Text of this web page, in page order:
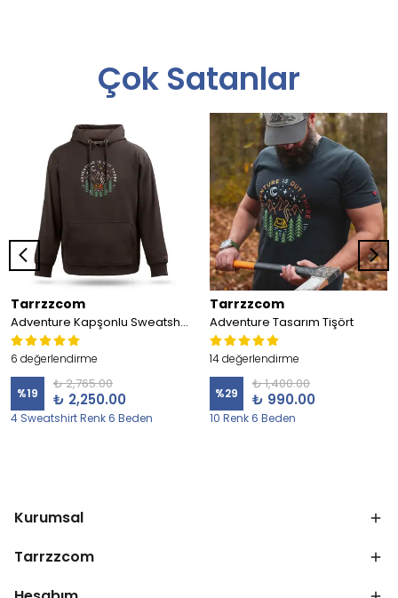
Çok Satanlar
Tarrzzcom
Adventure Kapşonlu Sweatshirt
6 değerlendirme
%19
₺ 2,765.00
₺ 2,250.00
4 Sweatshirt Renk 6 Beden
Tarrzzcom
Adventure Tasarım Tişört
14 değerlendirme
%29
₺ 1,400.00
₺ 990.00
10 Renk 6 Beden
Kurumsal
Tarrzzcom